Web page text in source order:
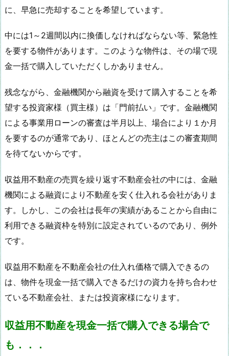
に、早急に売却することを希望しています。
中には1～2週間以内に換価しなければならない等、緊急性
を要する物件があります。このような物件は、その場で現
金一括で購入していただくしかありません。
残念ながら、金融機関から融資を受けて購入することを希
望する投資家様（買主様）は「門前払い」です。金融機関
による事業用ローンの審査は半月以上、場合により１か月
を要するのが通常であり、ほとんどの売主はこの審査期間
を待てないからです。
収益用不動産の売買を繰り返す不動産会社の中には、金融
機関による融資により不動産を安く仕入れる会社がありま
す。しかし、この会社は長年の実績があることから自由に
利用できる融資枠を特別に設定されているのであり、例外
です。
収益用不動産を不動産会社の仕入れ価格で購入できるの
は、物件を現金一括で購入できるだけの資力を持ち合わせ
ている不動産会社、または投資家様になります。
収益用不動産を現金一括で購入できる場合で
も．．．